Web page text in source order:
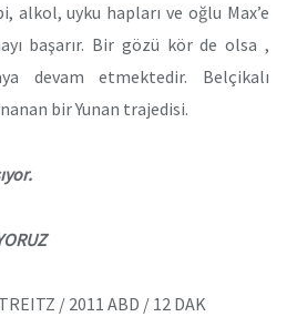
alkol, uyku hapları ve oğlu Max’e
başarır. Bir gözü kör de olsa ,
devam etmektedir. Belçikalı
bir Yunan trajedisi.
/ 2011 ABD / 12 DAK